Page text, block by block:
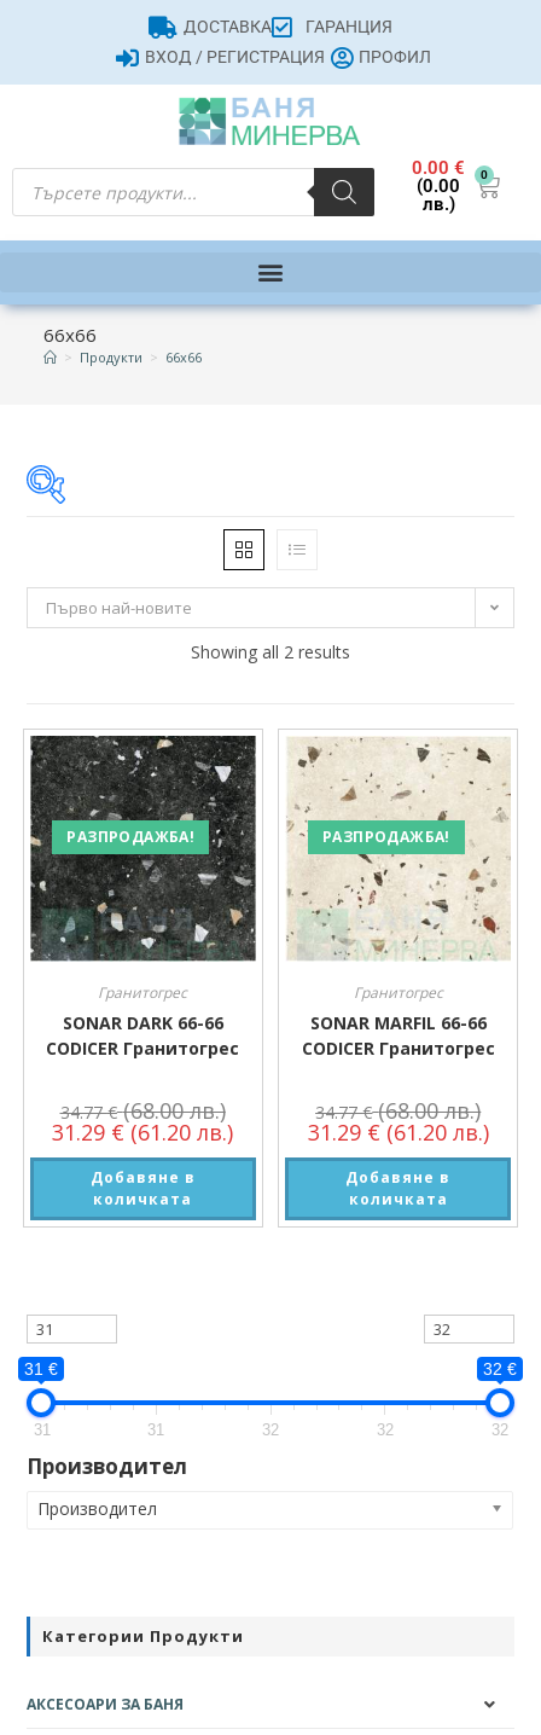
ДОСТАВКА
ГАРАНЦИЯ
ВХОД / РЕГИСТРАЦИЯ
ПРОФИЛ
0.00€
(0.00
лв.)
0
66x66
> Продукти > 66x66
31 € 32 €
32
Производител
Първо най-новите
Showing all 2 results
РАЗПРОДАЖБА!
Гранитогрес
SONAR DARK 66-66
CODICER Гранитогрес
34.77€ (68.00 лв.)
31.29 € (61.20 лв.)
Добавяне в
количката
РАЗПРОДАЖБА!
Гранитогрес
SONAR MARFIL 66-66
CODICER Гранитогрес
34.77€ (68.00 лв.)
31.29 € (61.20 лв.)
Добавяне в
количката
31 € 32 €
31 31 32 32 32
Производител
Производител
Категории Продукти
АКСЕСОАРИ ЗА БАНЯ